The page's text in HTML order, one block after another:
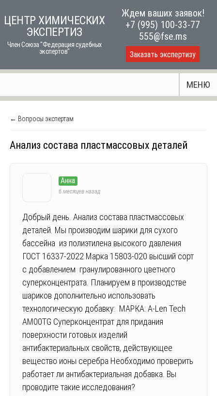
toЦЕНТР ХИМИЧЕСКИХ
ЭКСПЕРТИЗ
Член Союза "Федерация судебных
экспертов"
Ждем ваших заявок!
+7 (995) 100-33-77
555@fse.ms
Заказать экспертизу
МЕНЮ
← Вопросы экспертам
Анализ состава пластмассовых деталей
Анна
6 месяцев назад
Добрый день. Анализ состава пластмассовых
деталей. Мы производим шарики для сухого
бассейна из полиэтилена высокого давления
ГОСТ 16337-2022 Марка 15803-020 высший сорт
c добавлением гранулированного цветного
суперконцентрата. Планируем в производстве
шариков дополнительно использовать
технологическую добавку: МАРКА: A-Len Tech
AM00TG Суперконцентрат для придания
поверхности готовых изделий
антибактериальных свойств, действующее
вещество ионы серебра Необходимо проверить
работает ли антибактериальная добавка. Вы
проводите такие исследования?